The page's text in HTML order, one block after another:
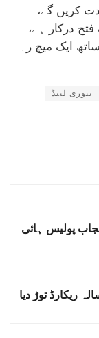
کریں گے،
درکار ہے،
ایک میچ رہ
نیوزی لینڈ
پولیس ہائی